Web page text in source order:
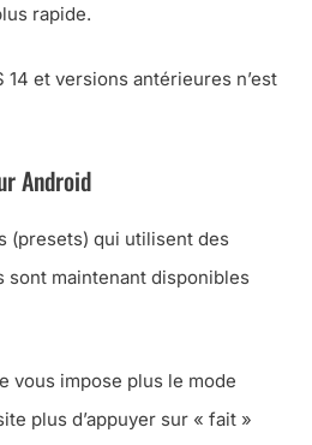
rapide.
et versions antérieures n’est
Android
(presets) qui utilisent des
sont maintenant disponibles
vous impose plus le mode
plus d’appuyer sur « fait »